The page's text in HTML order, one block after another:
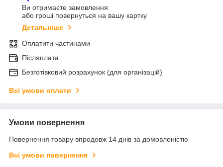
Ви отримаєте замовлення
або гроші повернуться на вашу картку
Детальніше
Оплатити частинами
Післяплата
Безготівковий розрахунок (для організацій)
Всі умови оплати
Умови повернення
Повернення товару впродовж 14 днів за домовленістю
Всі умови повернення